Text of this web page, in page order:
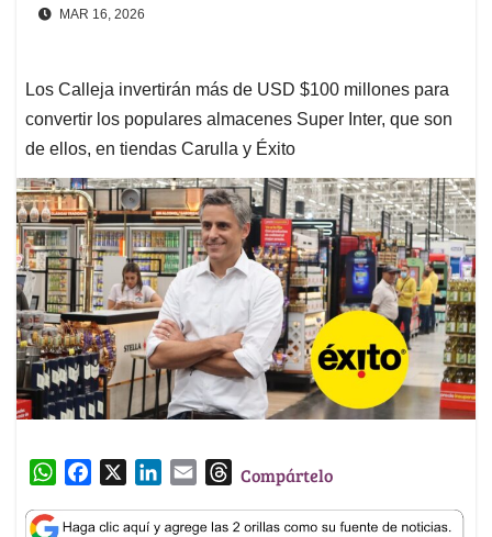
MAR 16, 2026
Los Calleja invertirán más de USD $100 millones para
convertir los populares almacenes Super Inter, que son
de ellos, en tiendas Carulla y Éxito
W
a
c
n
a
T
r
Compártelo